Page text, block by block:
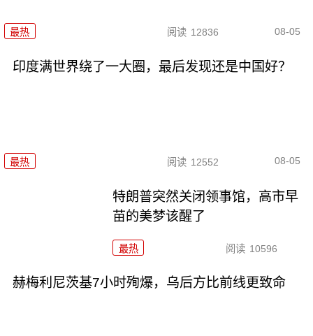
最热 阅读 12836 08-05
印度满世界绕了一大圈，最后发现还是中国好？
最热 阅读 12552 08-05
特朗普突然关闭领事馆，高市早
苗的美梦该醒了
最热 阅读 10596
赫梅利尼茨基7小时殉爆，乌后方比前线更致命